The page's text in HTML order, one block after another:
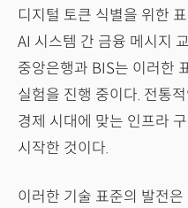
디지털 토큰 식별을 위한
AI 시스템 간 금융 메시지
중앙은행과 BIS는 이러한
실험을 진행 중이다. 전통
경제 시대에 맞는 인프라
시작한 것이다.
이러한 기술 표준의 발전